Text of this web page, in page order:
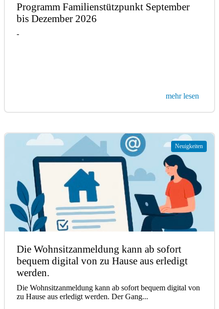
Programm Familienstützpunkt September
bis Dezember 2026
-
mehr lesen
Neuigkeiten
Die Wohnsitzanmeldung kann ab sofort
bequem digital von zu Hause aus erledigt
werden.
Die Wohnsitzanmeldung kann ab sofort bequem digital von
zu Hause aus erledigt werden. Der Gang...